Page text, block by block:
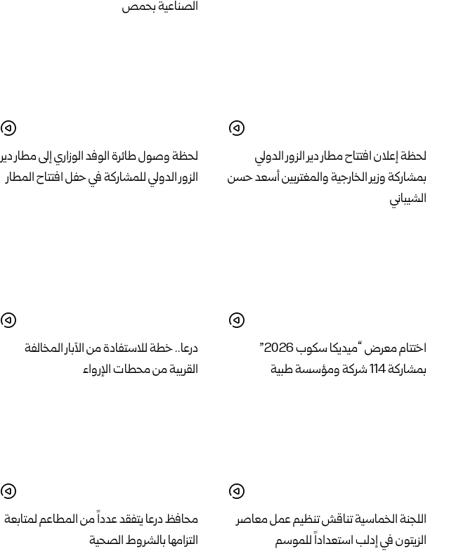
الصناعية بحمص
لحظة إعلان افتتاح مطار دير الزور الدولي
بمشاركة وزير الخارجية والمغتربين أسعد حسن
الشيباني
لحظة وصول طائرة الوفد الوزاري إلى مطار دير
الزور الدولي للمشاركة في حفل افتتاح المطار
اختتام معرض “ميديكا سكوب 2026”
بمشاركة 114 شركة ومؤسسة طبية
درعا.. خطة للاستفادة من الآبار المخالفة
القريبة من محطات الإرواء
اللجنة الخماسية تناقش تنظيم عمل معاصر
الزيتون في إدلب استعداداً للموسم
محافظ درعا يتفقد عدداً من المطاعم لمتابعة
التزامها بالشروط الصحية